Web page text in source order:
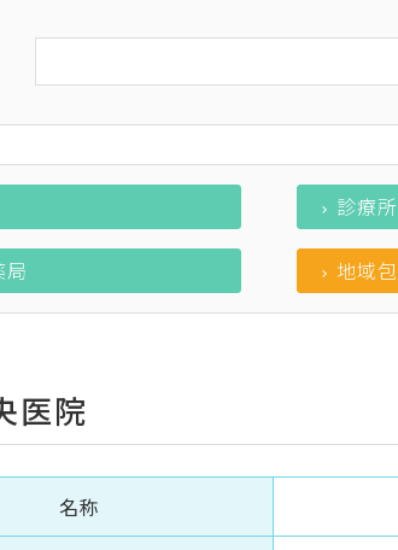
診療所
局 地域
医院
名称